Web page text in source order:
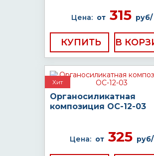
Цена: от315 руб/
КУПИТЬ
Хит
Органосиликатная
композиция ОС-12-03
Цена: от 325 руб/